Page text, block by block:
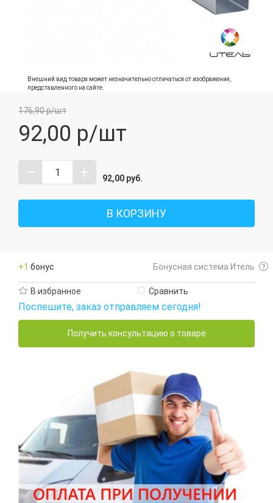
Внешний вид товара может незначительно отличаться от изображения,
представленного на сайте.
176,90 р/шт
92,00 р/шт
– + 92,00 руб.
В КОРЗИНУ
+1 бонус Бонусная система Итель
В избранное Сравнить
Поспешите, заказ отправляем сегодня!
Получить консультацию о товаре